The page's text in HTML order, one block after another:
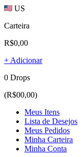
US
Carteira
R$0,00
+ Adicionar
0 Drops
(R$00,00)
Meus Itens
Lista de Desejos
Meus Pedidos
Minha Carteira
Minha Conta